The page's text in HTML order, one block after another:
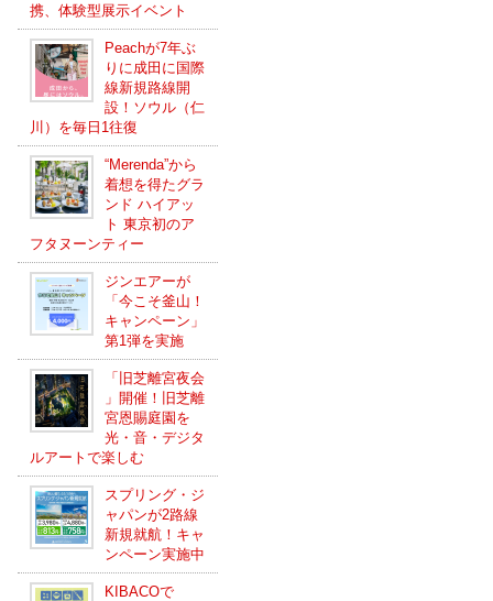
携、体験型展示イベント
Peachが7年ぶ
りに成田に国際
線新規路線開
設！ソウル（仁
川）を毎日1往復
“Merenda”から
着想を得たグラ
ンド ハイアッ
ト 東京初のア
フタヌーンティー
ジンエアーが
「今こそ釜山！
キャンペーン」
第1弾を実施
「旧芝離宮夜会
」開催！旧芝離
宮恩賜庭園を
光・音・デジタ
ルアートで楽しむ
スプリング・ジ
ャパンが2路線
新規就航！キャ
ンペーン実施中
KIBACOで